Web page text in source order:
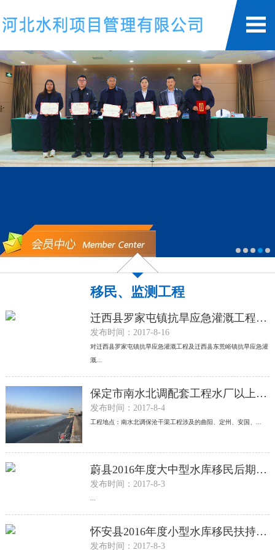
移民、监测工程
迁西县罗家屯镇抗旱应急灌溉工程及迁西县东荒峪镇抗旱应急灌溉工程项目监理
发布时间：2017-8-16
对迁西县罗家屯镇抗旱应急灌溉工程及迁西县东荒峪镇抗旱应急灌
溉...
保定市南水北调配套工程水厂以上输水管道征迁监理I标
发布时间：2017-8-4
工程地点：南水北调保沧干渠工程涉及的曲阳、定州、安国、...
蔚县2016年度大中型水库移民后期扶持资金项目
发布时间：2017-8-3
怀安县2016年度小型水库移民扶持项目
发布时间：2017-8-3